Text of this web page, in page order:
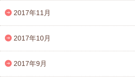
2017年11月
2017年10月
2017年9月